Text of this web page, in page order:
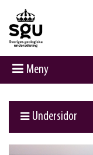
Meny
Undersidor